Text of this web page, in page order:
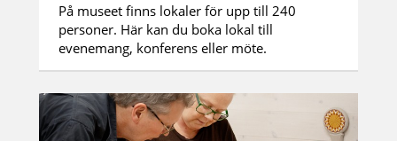
På museet finns lokaler för upp till 240
personer. Här kan du boka lokal till
evenemang, konferens eller möte.